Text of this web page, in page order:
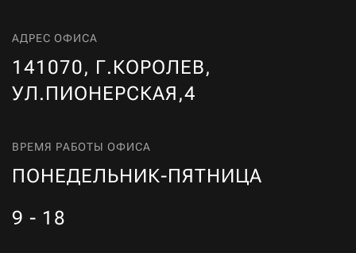
АДРЕС ОФИСА
141070, Г.КОРОЛЕВ,
УЛ.ПИОНЕРСКАЯ,4
ВРЕМЯ РАБОТЫ ОФИСА
ПОНЕДЕЛЬНИК-ПЯТНИЦА
9 - 18